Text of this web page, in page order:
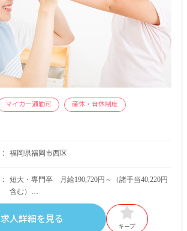
マイカー通勤可 産休・育休制度
福岡県福岡市西区
短大・専門卒 月給190,720円～（諸手当40,220円
含む）
4年制大学卒 月給203,639円～（諸手当41,939円含
む）
求人詳細を見る
キープ